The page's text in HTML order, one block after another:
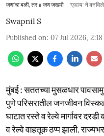
जणांचा बळी, तर ४ जण जखमी
'एआय' ने
Swapnil S
Published on: 07 Jul 2026,
मुंबई : सततच्या मुसळधार
पुणे परिसरातील जनजीवन
घाटात रस्ते व रेल्वे मार्गावर
व रेल्वे वाहतूक ठप्प झाली.